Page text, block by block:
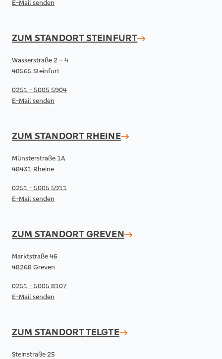
E-Mail senden
ZUM STANDORTSTEINFURT
Wasserstraße 2 – 4
48565 Steinfurt
0251 - 5005 5904
E-Mail senden
ZUM STANDORT RHEINE
Münsterstraße 1A
48431 Rheine
0251 - 5005 5911
E-Mail senden
ZUM STANDORTGREVEN
Marktstraße 46
48268 Greven
0251 - 5005 8107
E-Mail senden
ZUM STANDORTTELGTE
Steinstraße 25